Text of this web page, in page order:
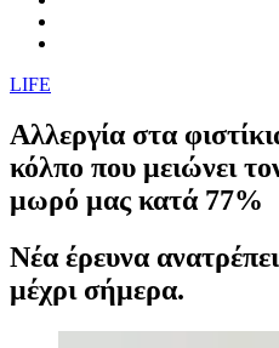
LIFE
Αλλεργία στα
κόλπο που μειώνει
μωρό μας κατά 77%
Νέα έρευνα
μέχρι σήμερα.